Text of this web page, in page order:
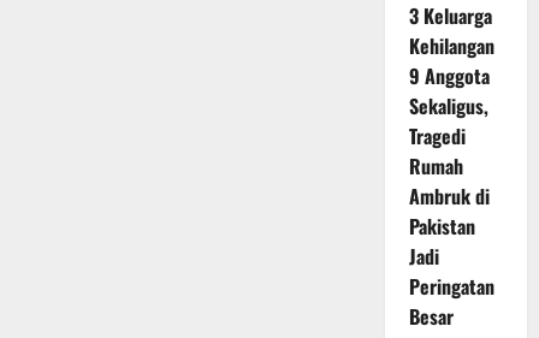
3 Keluarga
Kehilangan
9 Anggota
Sekaligus,
Tragedi
Rumah
Ambruk di
Pakistan
Jadi
Peringatan
Besar